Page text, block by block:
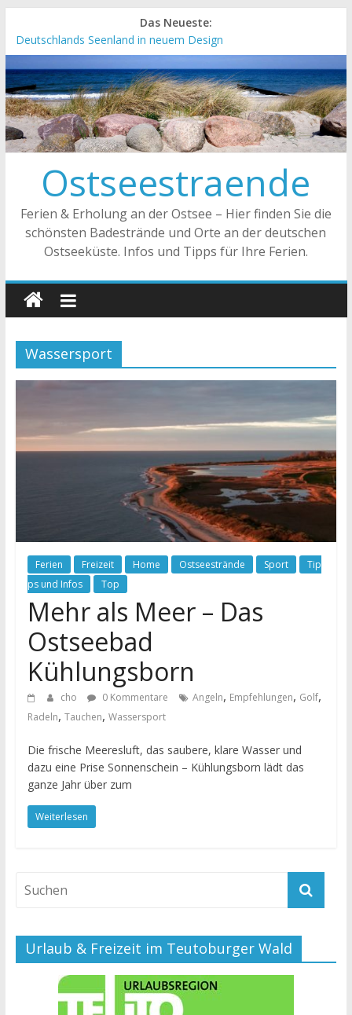
Das Neueste:
Deutschlands Seenland in neuem Design
„Kellenhusen nach Hause bestellen“ Neuer Online-Shop
verfügbar
Neue Camping-Broschüre der Ostsee Schleswig-Holstein
Neues Urlaubsmagazin für Mecklenburg-Vorpommern
erschienen
Meck-Pomm Short News Januar
Ostseestraende
Ferien & Erholung an der Ostsee – Hier finden Sie die
schönsten Badestrände und Orte an der deutschen
Ostseeküste. Infos und Tipps für Ihre Ferien.
Wassersport
Ferien Freizeit Home Ostseestrände Sport
Tip
ps und Infos
Top
Mehr als Meer – Das
Ostseebad
Kühlungsborn
cho 0 Kommentare Angeln, Empfehlungen, Golf,
Radeln, Tauchen, Wassersport
Die frische Meeresluft, das saubere, klare Wasser und
dazu eine Prise Sonnenschein – Kühlungsborn lädt das
ganze Jahr über zum
Weiterlesen
Urlaub & Freizeit im Teutoburger Wald